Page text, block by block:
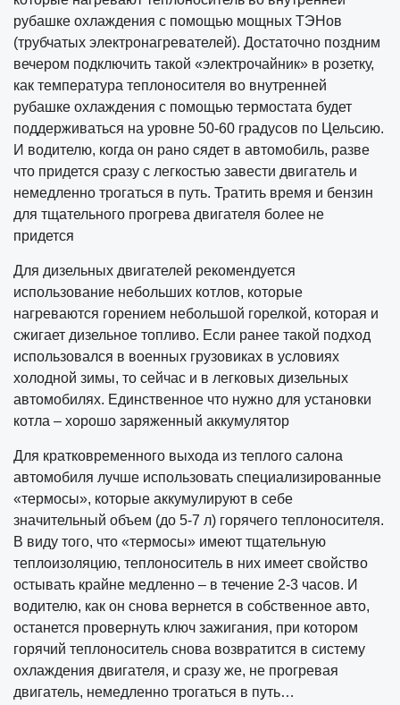
рубашке охлаждения с помощью мощных ТЭНов
(трубчатых электронагревателей). Достаточно поздним
вечером подключить такой «электрочайник» в розетку,
как температура теплоносителя во внутренней
рубашке охлаждения с помощью термостата будет
поддерживаться на уровне 50-60 градусов по Цельсию.
И водителю, когда он рано сядет в автомобиль, разве
что придется сразу с легкостью завести двигатель и
немедленно трогаться в путь. Тратить время и бензин
для тщательного прогрева двигателя более не
придется
Для дизельных двигателей рекомендуется
использование небольших котлов, которые
нагреваются горением небольшой горелкой, которая и
сжигает дизельное топливо. Если ранее такой подход
использовался в военных грузовиках в условиях
холодной зимы, то сейчас и в легковых дизельных
автомобилях. Единственное что нужно для установки
котла – хорошо заряженный аккумулятор
Для кратковременного выхода из теплого салона
автомобиля лучше использовать специализированные
«термосы», которые аккумулируют в себе
значительный объем (до 5-7 л) горячего теплоносителя.
В виду того, что «термосы» имеют тщательную
теплоизоляцию, теплоноситель в них имеет свойство
остывать крайне медленно – в течение 2-3 часов. И
водителю, как он снова вернется в собственное авто,
останется провернуть ключ зажигания, при котором
горячий теплоноситель снова возвратится в систему
охлаждения двигателя, и сразу же, не прогревая
двигатель, немедленно трогаться в путь…